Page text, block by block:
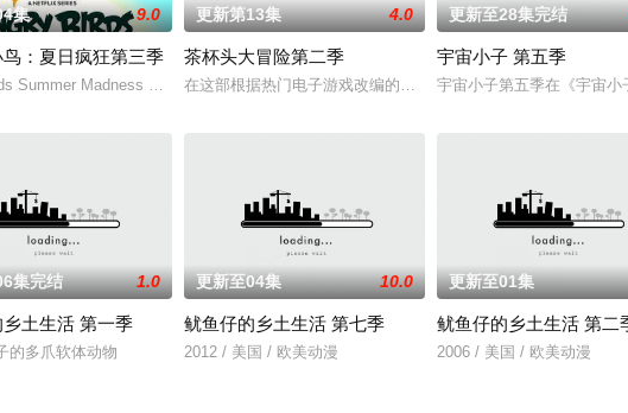
业携手多国动画制作团队参与制作，将在2023年春上线Disney 。
集 9.0
：夏日疯狂第三季
Summer Madness Season 3
更新第13集 4.0
茶杯头大冒险第二季
在这部根据热门电子游戏改编的动画剧集中，生性冲动的茶杯头
更新至28集完结
宇宙小子 第五季
宇宙小子第五季在《宇宙
of gemstone-b
集完结 1.0
土生活 第一季
的多爪软体动物
更新至04集 10.0
鱿鱼仔的乡土生活 第七季
2012 / 美国 / 欧美动漫
更新至01集
鱿鱼仔的乡土生活 第二
2006 / 美国 / 欧美动漫